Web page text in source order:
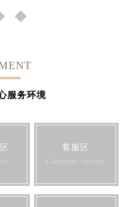
4
服务环境
客服区
Customer service